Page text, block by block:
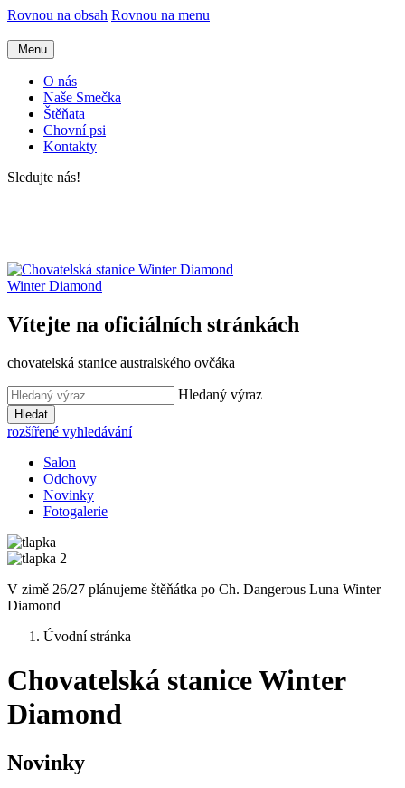
Rovnou na obsah Rovnou na menu
Menu
O nás
Naše Smečka
Štěňata
Chovní psi
Kontakty
Sledujte nás!
Winter Diamond
Vítejte na oficiálních stránkách
chovatelská stanice australského ovčáka
Hledaný výraz
Hledat
rozšířené vyhledávání
Salon
Odchovy
Novinky
Fotogalerie
V zimě 26/27 plánujeme štěňátka po Ch. Dangerous Luna Winter
Diamond
Úvodní stránka
Chovatelská stanice Winter
Diamond
Novinky